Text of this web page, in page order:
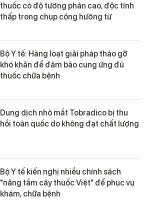
thuốc có độ tương phản cao, độc tính
thấp trong chụp cộng hưởng từ
Bộ Y tế: Hàng loạt giải pháp tháo gỡ
khó khăn để đảm bảo cung ứng đủ
thuốc chữa bệnh
Dung dịch nhỏ mắt Tobradico bị thu
hồi toàn quốc do không đạt chất lượng
Bộ Y tế kiến nghị nhiều chính sách
"nâng tầm cây thuốc Việt" để phục vụ
khám, chữa bệnh